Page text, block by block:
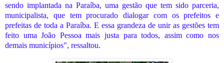
sendo implantada na Paraíba, uma gestão que tem sido parceria,
municipalista, que tem procurado dialogar com os prefeitos e
prefeitas de toda a Paraíba. E essa grandeza de unir as gestões tem
feito uma João Pessoa mais justa para todos, assim como nos
demais municípios", ressaltou.